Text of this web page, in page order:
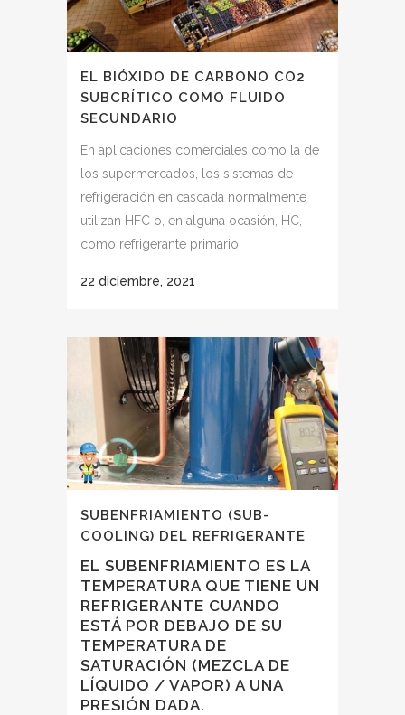
EL BIÓXIDO DE CARBONO CO2
SUBCRÍTICO COMO FLUIDO
SECUNDARIO
En aplicaciones comerciales como la de
los supermercados, los sistemas de
refrigeración en cascada normalmente
utilizan HFC o, en alguna ocasión, HC,
como refrigerante primario.
22 diciembre, 2021
SUBENFRIAMIENTO (SUB-
COOLING) DEL REFRIGERANTE
EL SUBENFRIAMIENTO ES LA
TEMPERATURA QUE TIENE UN
REFRIGERANTE CUANDO
ESTÁ POR DEBAJO DE SU
TEMPERATURA DE
SATURACIÓN (MEZCLA DE
LÍQUIDO / VAPOR) A UNA
PRESIÓN DADA.